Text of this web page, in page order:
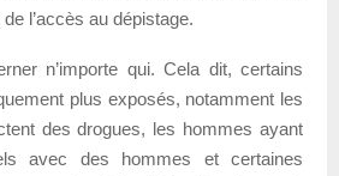
l’accès au dépistage.
n’importe qui. Cela dit, certains
plus exposés, notamment les
des drogues, les hommes ayant
avec des hommes et certaines